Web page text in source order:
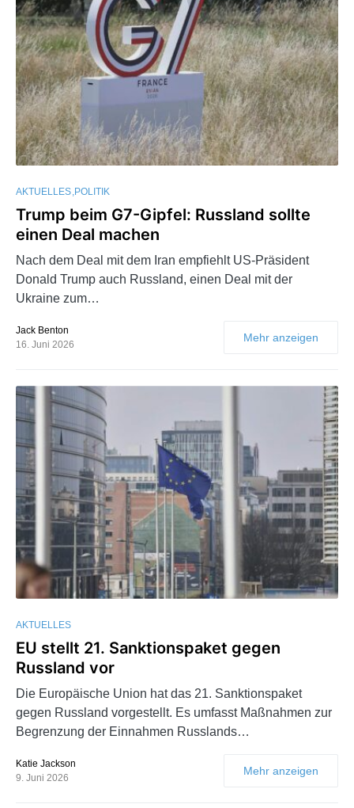
AKTUELLES POLITIK
Trump beim G7-Gipfel: Russland sollte
einen Deal machen
Nach dem Deal mit dem Iran empfiehlt US-Präsident
Donald Trump auch Russland, einen Deal mit der
Ukraine zum…
Jack Benton
16. Juni 2026
Mehr anzeigen
AKTUELLES
EU stellt 21. Sanktionspaket gegen
Russland vor
Die Europäische Union hat das 21. Sanktionspaket
gegen Russland vorgestellt. Es umfasst Maßnahmen zur
Begrenzung der Einnahmen Russlands…
Katie Jackson
9. Juni 2026
Mehr anzeigen